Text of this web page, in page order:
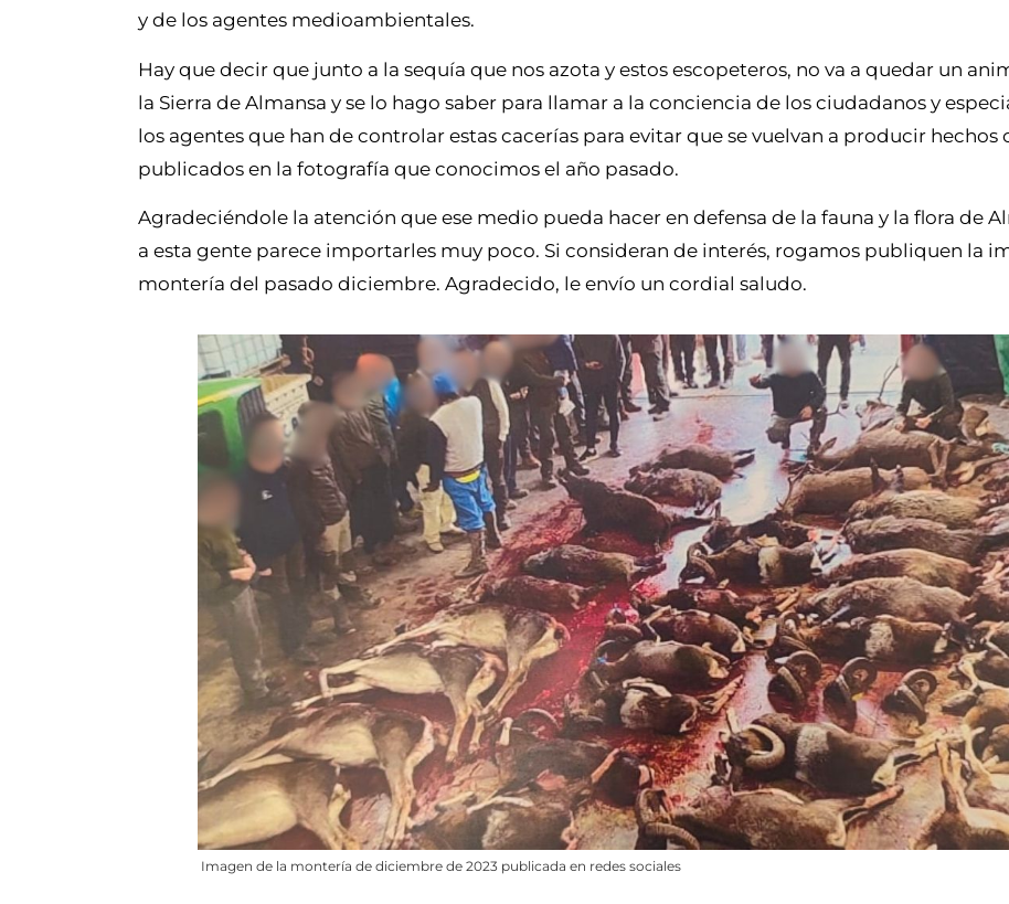
y de los agentes medioambientales.
Hay que decir que junto a la sequía que nos azota y estos escopeteros, no va a quedar un
la Sierra de Almansa y se lo hago saber para llamar a la conciencia de los ciudadanos y
los agentes que han de controlar estas cacerías para evitar que se vuelvan a producir hechos
publicados en la fotografía que conocimos el año pasado.
Agradeciéndole la atención que ese medio pueda hacer en defensa de la fauna y la flora de
a esta gente parece importarles muy poco. Si consideran de interés, rogamos publiquen la
montería del pasado diciembre. Agradecido, le envío un cordial saludo.
Imagen de la montería de diciembre de 2023 publicada en redes sociales